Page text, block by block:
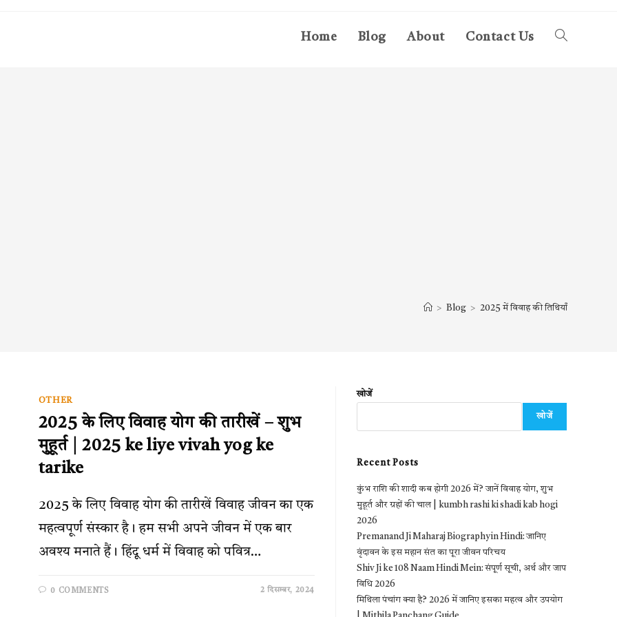
Home Blog About Contact Us Toggle
> Blog > 2025 में विवाह की तिथियाँ
OTHER
2025 के लिए विवाह योग की तारीखें – शुभ
मुहूर्त | 2025 ke liye vivah yog ke
tarike
2025 के लिए विवाह योग की तारीखें विवाह जीवन का एक
महत्वपूर्ण संस्कार है। हम सभी अपने जीवन में एक बार
अवश्य मनाते हैं। हिंदू धर्म में विवाह को पवित्र…
0 COMMENTS 2 दिसम्बर, 2024
खोजें
खोजें
Recent Posts
कुंभ राशि की शादी कब होगी 2026 में? जानें विवाह योग, शुभ
मुहूर्त और ग्रहों की चाल | kumbh rashi ki shadi kab hogi
2026
Premanand Ji Maharaj Biography in Hindi: जानिए
वृंदावन के इस महान संत का पूरा जीवन परिचय
Shiv Ji ke 108 Naam Hindi Mein: संपूर्ण सूची, अर्थ और जाप
विधि 2026
मिथिला पंचांग क्या है? 2026 में जानिए इसका महत्व और उपयोग